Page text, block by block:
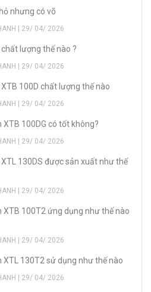
nhưng có võ
| 29/ 04/ 2026
lượng thế nào ?
| 29/ 04/ 2026
100D chất lượng thế nào
| 29/ 04/ 2026
100DG có tốt không?
| 29/ 04/ 2026
130DS được sản xuất như thế
| 29/ 04/ 2026
XTB 100T2 ứng dụng như thế nào
| 29/ 04/ 2026
130T2 sử dụng như thế nào
| 29/ 04/ 2026